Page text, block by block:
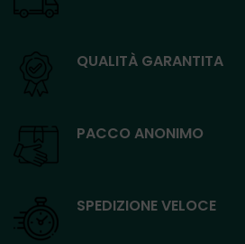
QUALITÀ GARANTITA
PACCO ANONIMO
SPEDIZIONE VELOCE